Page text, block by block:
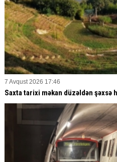
7 Avqust 2026 17:46
Saxta tarixi məkan düzəldən şəxsə